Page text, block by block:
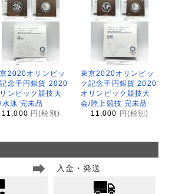
2020オリンピッ
念千円銀貨 2020
ンピック競技大
水泳 完未品
11,000 円(税別)
東京2020オリンピッ
ク記念千円銀貨 2020
オリンピック競技大
会/陸上競技 完未品
11,000 円(税別)
入金・発送